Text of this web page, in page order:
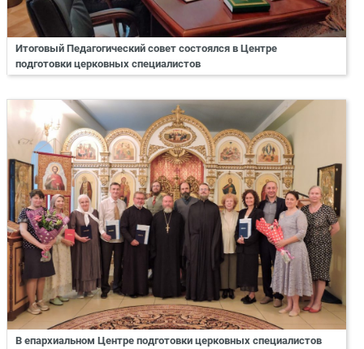
Итоговый Педагогический совет состоялся в Центре
подготовки церковных специалистов
В епархиальном Центре подготовки церковных специалистов